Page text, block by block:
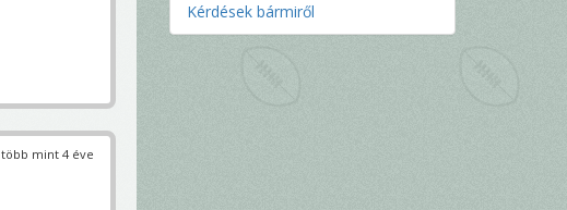
több mint 4 éve
Kérdések bármiről